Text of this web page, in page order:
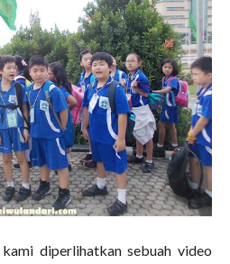
diperlihatkan sebuah video